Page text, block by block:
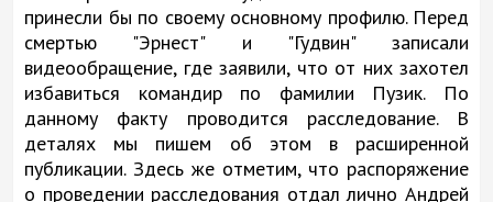
принесли бы по своему основному профилю. Перед
смертью "Эрнест" и "Гудвин" записали
видеообращение, где заявили, что от них захотел
избавиться командир по фамилии Пузик. По
данному факту проводится расследование. В
деталях мы пишем об этом в расширенной
публикации. Здесь же отметим, что распоряжение
о проведении расследования отдал лично Андрей